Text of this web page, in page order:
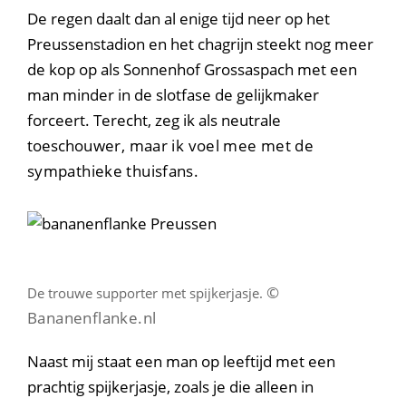
De regen daalt dan al enige tijd neer op het
Preussenstadion en het chagrijn steekt nog meer
de kop op als Sonnenhof Grossaspach met een
man minder in de slotfase de gelijkmaker
forceert. Terecht, zeg ik als neutrale
toeschouwer, maar ik voel mee met de
sympathieke thuisfans.
De trouwe supporter met spijkerjasje. ©
Bananenflanke.nl
Naast mij staat een man op leeftijd met een
prachtig spijkerjasje, zoals je die alleen in